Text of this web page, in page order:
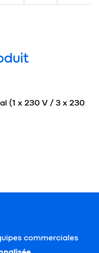
(1 x 230 V / 3 x 230
commerciales